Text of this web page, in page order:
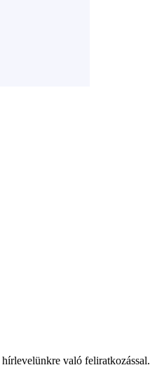
hírlevelünkre való feliratkozással.